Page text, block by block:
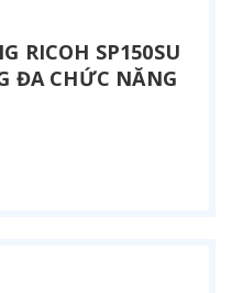
RICOH SP150SU
ĐA CHỨC NĂNG